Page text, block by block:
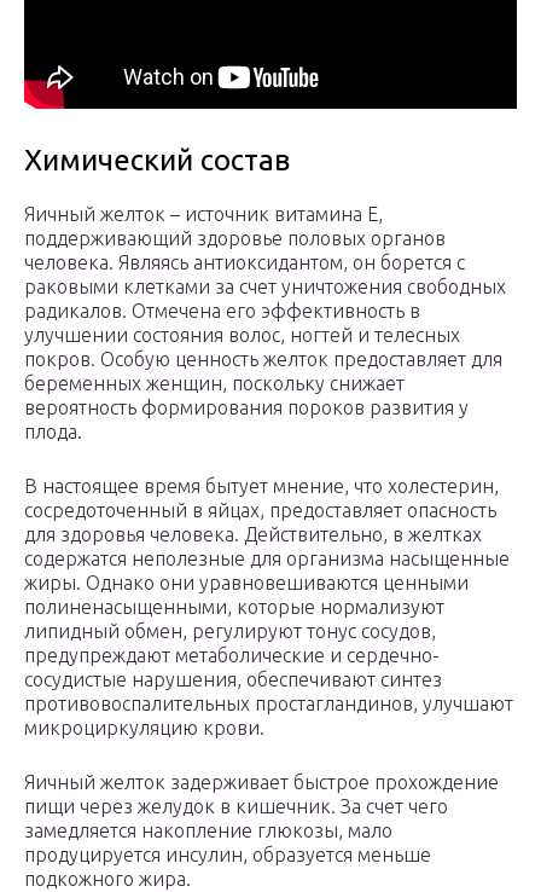
Химический состав
Яичный желток – источник витамина E,
поддерживающий здоровье половых органов
человека. Являясь антиоксидантом, он борется с
раковыми клетками за счет уничтожения свободных
радикалов. Отмечена его эффективность в
улучшении состояния волос, ногтей и телесных
покров. Особую ценность желток предоставляет для
беременных женщин, поскольку снижает
вероятность формирования пороков развития у
плода.
В настоящее время бытует мнение, что холестерин,
сосредоточенный в яйцах, предоставляет опасность
для здоровья человека. Действительно, в желтках
содержатся неполезные для организма насыщенные
жиры. Однако они уравновешиваются ценными
полиненасыщенными, которые нормализуют
липидный обмен, регулируют тонус сосудов,
предупреждают метаболические и сердечно-
сосудистые нарушения, обеспечивают синтез
противовоспалительных простагландинов, улучшают
микроциркуляцию крови.
Яичный желток задерживает быстрое прохождение
пищи через желудок в кишечник. За счет чего
замедляется накопление глюкозы, мало
продуцируется инсулин, образуется меньше
подкожного жира.